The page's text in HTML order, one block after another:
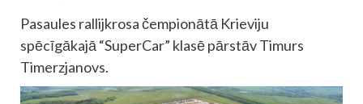
Pasaules rallijkrosa čempionātā Krieviju
spēcīgākajā “SuperCar” klasē pārstāv Timurs
Timerzjanovs.